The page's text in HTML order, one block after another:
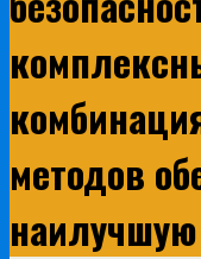
методов